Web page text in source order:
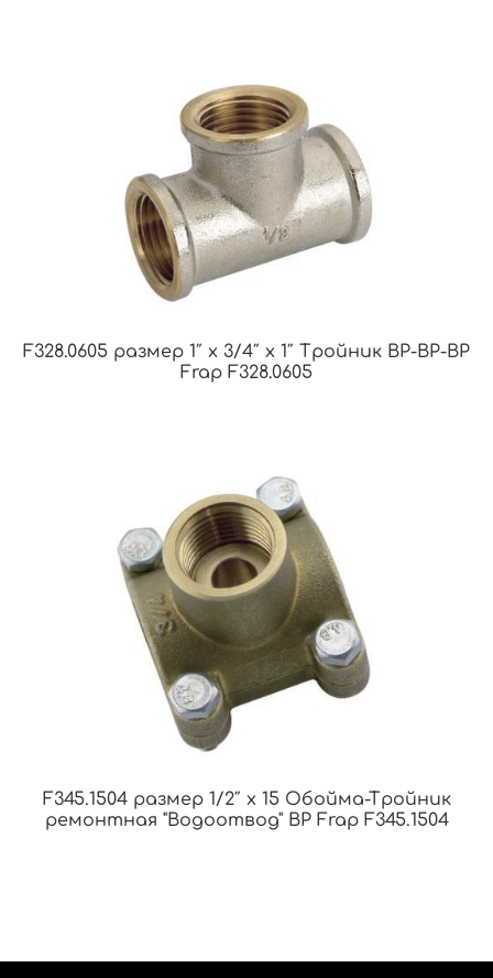
F328.0605 размер 1″ x 3/4″ x 1″ Тройник ВР-ВР-ВР
Frap F328.0605
F345.1504 размер 1/2″ x 15 Обойма-Тройник
ремонтная "Водоотвод" ВР Frap F345.1504